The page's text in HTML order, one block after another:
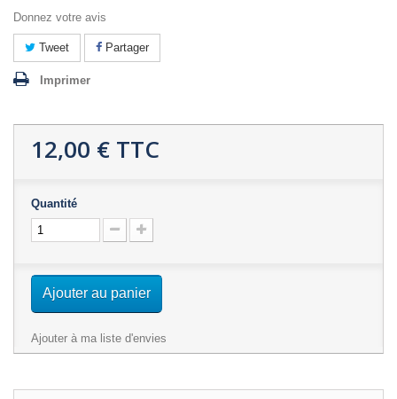
Donnez votre avis
Tweet Partager
Imprimer
12,00 € TTC
Quantité
Ajouter au panier
Ajouter à ma liste d'envies